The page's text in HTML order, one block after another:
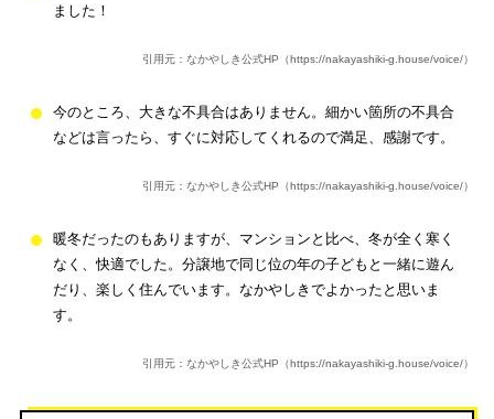
ました！
引用元：なかやしき公式HP（https://nakayashiki-g.house/voice/）
今のところ、大きな不具合はありません。細かい箇所の不具合
などは言ったら、すぐに対応してくれるので満足、感謝です。
引用元：なかやしき公式HP（https://nakayashiki-g.house/voice/）
暖冬だったのもありますが、マンションと比べ、冬が全く寒く
なく、快適でした。分譲地で同じ位の年の子どもと一緒に遊ん
だり、楽しく住んでいます。なかやしきでよかったと思いま
す。
引用元：なかやしき公式HP（https://nakayashiki-g.house/voice/）